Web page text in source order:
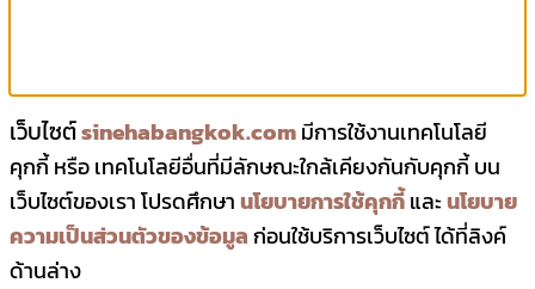
เว็บไซต์sinehabangkok.comมีการใช้งานเทคโนโลยี
คุกกี้ หรือ เทคโนโลยีอื่นที่มีลักษณะใกล้เคียงกันกับคุกกี้ บน
เว็บไซต์ของเรา โปรดศึกษานโยบายการใช้คุกกี้และนโยบาย
ความเป็นส่วนตัวของข้อมูลก่อนใช้บริการเว็บไซต์ ได้ที่ลิงค์
ด้านล่าง